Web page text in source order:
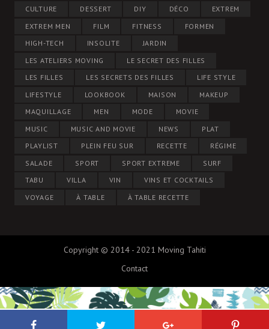
CULTURE
DESSERT DIY DÉCO
EXTREM
EXTREM MEN
FILM FITNESS
FORMEN
HIGH-TECH
INSOLITE
JARDIN
LES ATELIERS MOVING
LE SECRET DES FILLES
LES FILLES
LES SECRETS DES FILLES
LIFE STYLE
LIFESTYLE
LOOKBOOK MAISON
MAKEUP
MAQUILLAGE
MEN MODE
MOVIE
MUSIC
MUSIC AND MOVIE NEWS
PLAT
PLAYLIST
PLEIN FEU SUR RECETTE
RÉGIME
SALADE
SPORT SPORT EXTREME
SURF
TABU
VILLA VIN
VINS ET COCKTAILS
VOYAGE
À TABLE À TABLE RECETTE
Copyright © 2014 - 2021 Moving Tahiti
Contact